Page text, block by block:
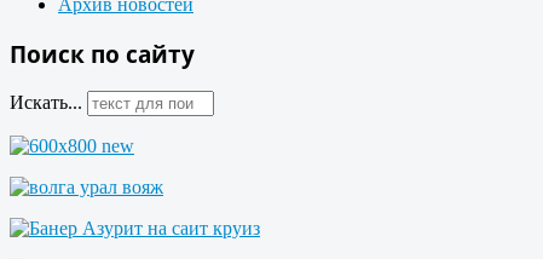
Архив новостей
Поиск по сайту
Искать...